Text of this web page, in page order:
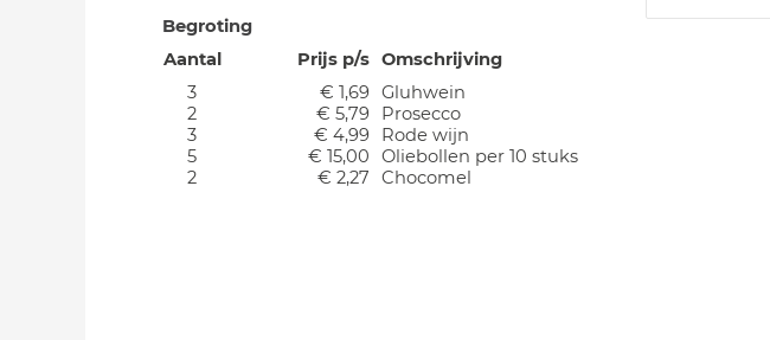
Begroting
Aantal
Prijs p/s Omschrijving
3
€ 1,69 Gluhwein
2
€ 5,79
Prosecco
3
€ 4,99
Rode wijn
5
€ 15,00
Oliebollen per 10 stuks
2
€ 2,27 Chocomel